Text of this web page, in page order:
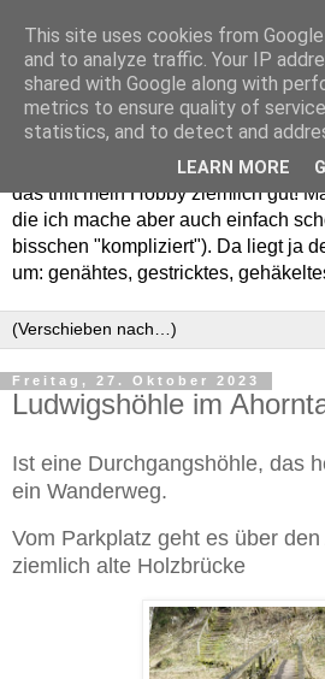
Willkommen in meinem
das trifft mein Hobby ziemlich gut!
die ich mache aber auch einfach
bisschen "kompliziert"). Da liegt ja
um: genähtes, gestricktes,
Freitag, 27. Oktober 2023
Ludwigshöhle im
Ist eine Durchgangshöhle, das
ein Wanderweg.
Vom Parkplatz geht es über
ziemlich alte Holzbrücke
This site uses cookies from
and to analyze traffic. Your IP
shared with Google along with
metrics to ensure quality of
statistics, and to detect and
LEARN MORE